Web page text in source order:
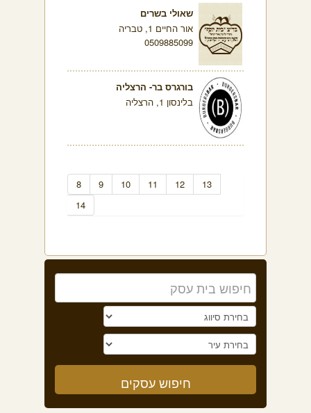
שאולי בשרים
אור החיים 1, טבריה
0509885099
בורגרס בר- הרצליה
בלינסון 1, הרצליה
8 9 10 11 12
13
14